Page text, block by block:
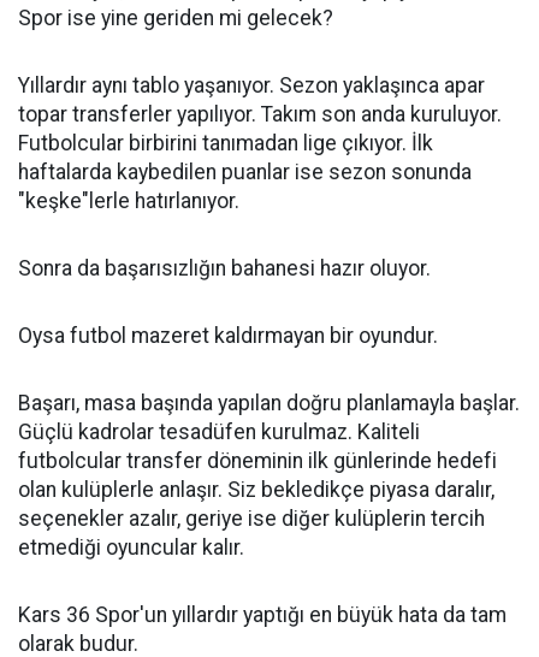
Spor ise yine geriden mi gelecek?
Yıllardır aynı tablo yaşanıyor. Sezon yaklaşınca apar
topar transferler yapılıyor. Takım son anda kuruluyor.
Futbolcular birbirini tanımadan lige çıkıyor. İlk
haftalarda kaybedilen puanlar ise sezon sonunda
"keşke"lerle hatırlanıyor.
Sonra da başarısızlığın bahanesi hazır oluyor.
Oysa futbol mazeret kaldırmayan bir oyundur.
Başarı, masa başında yapılan doğru planlamayla başlar.
Güçlü kadrolar tesadüfen kurulmaz. Kaliteli
futbolcular transfer döneminin ilk günlerinde hedefi
olan kulüplerle anlaşır. Siz bekledikçe piyasa daralır,
seçenekler azalır, geriye ise diğer kulüplerin tercih
etmediği oyuncular kalır.
Kars 36 Spor'un yıllardır yaptığı en büyük hata da tam
olarak budur.